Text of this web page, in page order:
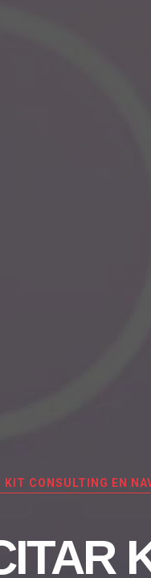
CONSULTING EN